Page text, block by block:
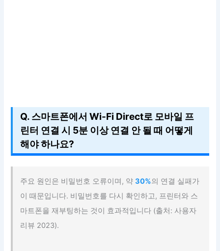
Q. 스마트폰에서 Wi-Fi Direct로 모바일 프
린터 연결 시 5분 이상 연결 안 될 때 어떻게
해야 하나요?
주요 원인은 비밀번호 오류이며, 약30%의 연결 실패가
이 때문입니다. 비밀번호를 다시 확인하고, 프린터와 스
마트폰을 재부팅하는 것이 효과적입니다 (출처: 사용자
리뷰 2023).